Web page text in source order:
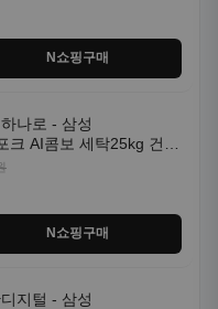
N쇼핑구매
나로 - 삼성
크 AI콤보 세탁25kg 건조
N쇼핑구매
지털 - 삼성